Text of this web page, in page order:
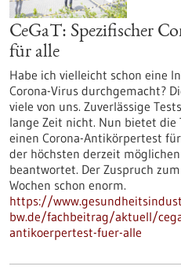
CeGaT: Spezifischer
für alle
Habe ich vielleicht schon eine
Corona-Virus durchgemacht?
viele von uns. Zuverlässige
lange Zeit nicht. Nun bietet die
einen Corona-Antikörpertest
der höchsten derzeit
beantwortet. Der Zuspruch
Wochen schon enorm.
https://
bw.de/fachbeitrag/aktuell/
antikoerpertest-fuer-alle